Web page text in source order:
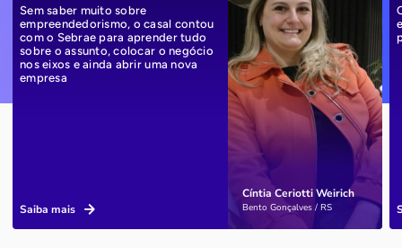
Cíntia Ceriotti Weirich
Bento Gonçalves / RS
Sem saber muito sobre
empreendedorismo, o casal contou
com o Sebrae para aprender tudo
sobre o assunto, colocar o negócio
nos eixos e ainda abrir uma nova
empresa
Saiba mais